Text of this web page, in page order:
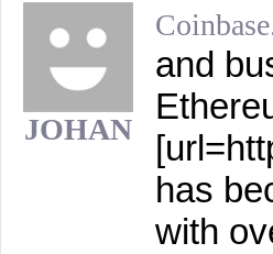
JOHAN
and
has
with